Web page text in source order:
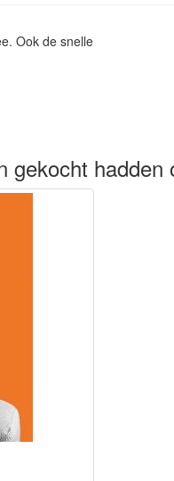
Ook de snelle
gekocht hadden